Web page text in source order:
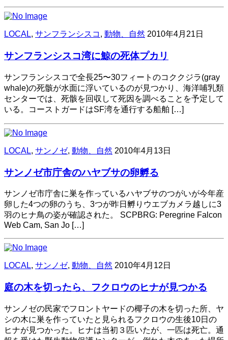
LOCAL, サンフランシスコ , 動物、自然 2010年4月21日
サンフランシスコ湾に鯨の死体プカリ
サンフランシスコで全長25〜30フィートのコククジラ(gray
whale)の死骸が水面に浮いているのが見つかり、海洋哺乳類
センターでは、死骸を回収して死因を調べることを予定して
いる。コーストガードはSF湾を通行する船舶 […]
LOCAL, サンノゼ, 動物、自然 2010年4月13日
サンノゼ市庁舎のハヤブサの卵孵る
サンノゼ市庁舎に巣を作っているハヤブサのつがいが今年産
卵した4つの卵のうち、3つが昨日孵りウエブカメラ越しに3
羽のヒナ鳥の姿が確認された。 SCPBRG: Peregrine Falcon
Web Cam, San Jo […]
LOCAL, サンノゼ, 動物、自然 2010年4月12日
庭の木を切ったら、フクロウのヒナが見つかる
サンノゼの民家でフロントヤードの椰子の木を切った所、ヤ
シの木に巣を作っていたと見られるフクロウの生後10日の
ヒナが見つかった。ヒナは当初３匹いたが、一匹は死亡。通